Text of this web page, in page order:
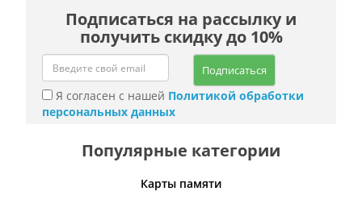
Подписаться на рассылку и
получить скидку до 10%
Подписаться
Я согласен с нашей Политикой обработки
персональных данных
Популярные категории
Карты памяти